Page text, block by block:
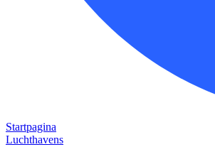
Startpagina
Luchthavens